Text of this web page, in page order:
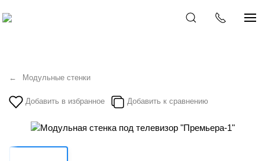
Модульные стенки
Добавить в избранное Добавить к сравнению